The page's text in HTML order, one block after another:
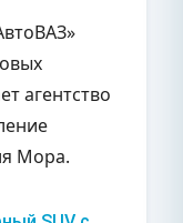
агентство
Мора.